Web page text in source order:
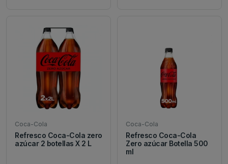
Coca-Cola
Refresco Coca-Cola zero
azúcar 2 botellas X 2 L
Coca-Cola
Refresco Coca-Cola
Zero azúcar Botella 500
ml